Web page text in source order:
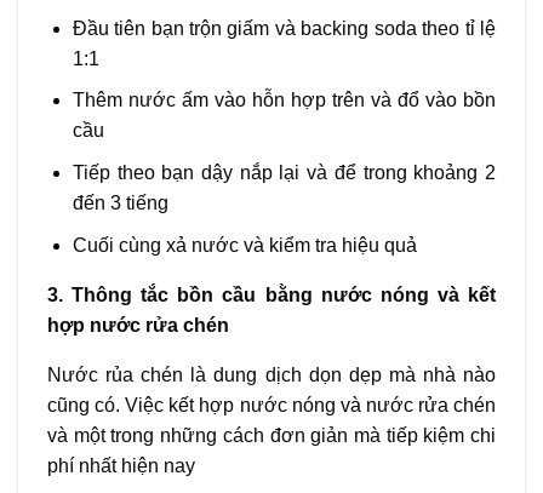
Đầu tiên bạn trộn giấm và backing soda theo tỉ lệ
1:1
Thêm nước ấm vào hỗn hợp trên và đổ vào bồn
cầu
Tiếp theo bạn dậy nắp lại và để trong khoảng 2
đến 3 tiếng
Cuối cùng xả nước và kiểm tra hiệu quả
3. Thông tắc bồn cầu bằng nước nóng và kết
hợp nước rửa chén
Nước rủa chén là dung dịch dọn dẹp mà nhà nào
cũng có. Việc kết hợp nước nóng và nước rửa chén
và một trong những cách đơn giản mà tiếp kiệm chi
phí nhất hiện nay